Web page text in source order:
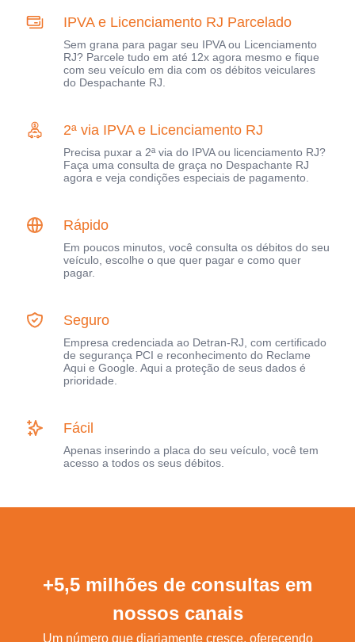
IPVA e Licenciamento RJ Parcelado
Sem grana para pagar seu IPVA ou Licenciamento
RJ? Parcele tudo em até 12x agora mesmo e fique
com seu veículo em dia com os débitos veiculares
do Despachante RJ.
2ª via IPVA e Licenciamento RJ
Precisa puxar a 2ª via do IPVA ou licenciamento RJ?
Faça uma consulta de graça no Despachante RJ
agora e veja condições especiais de pagamento.
Rápido
Em poucos minutos, você consulta os débitos do seu
veículo, escolhe o que quer pagar e como quer
pagar.
Seguro
Empresa credenciada ao Detran-RJ, com certificado
de segurança PCI e reconhecimento do Reclame
Aqui e Google. Aqui a proteção de seus dados é
prioridade.
Fácil
Apenas inserindo a placa do seu veículo, você tem
acesso a todos os seus débitos.
+5,5 milhões de consultas em
nossos canais
Um número que diariamente cresce, oferecendo